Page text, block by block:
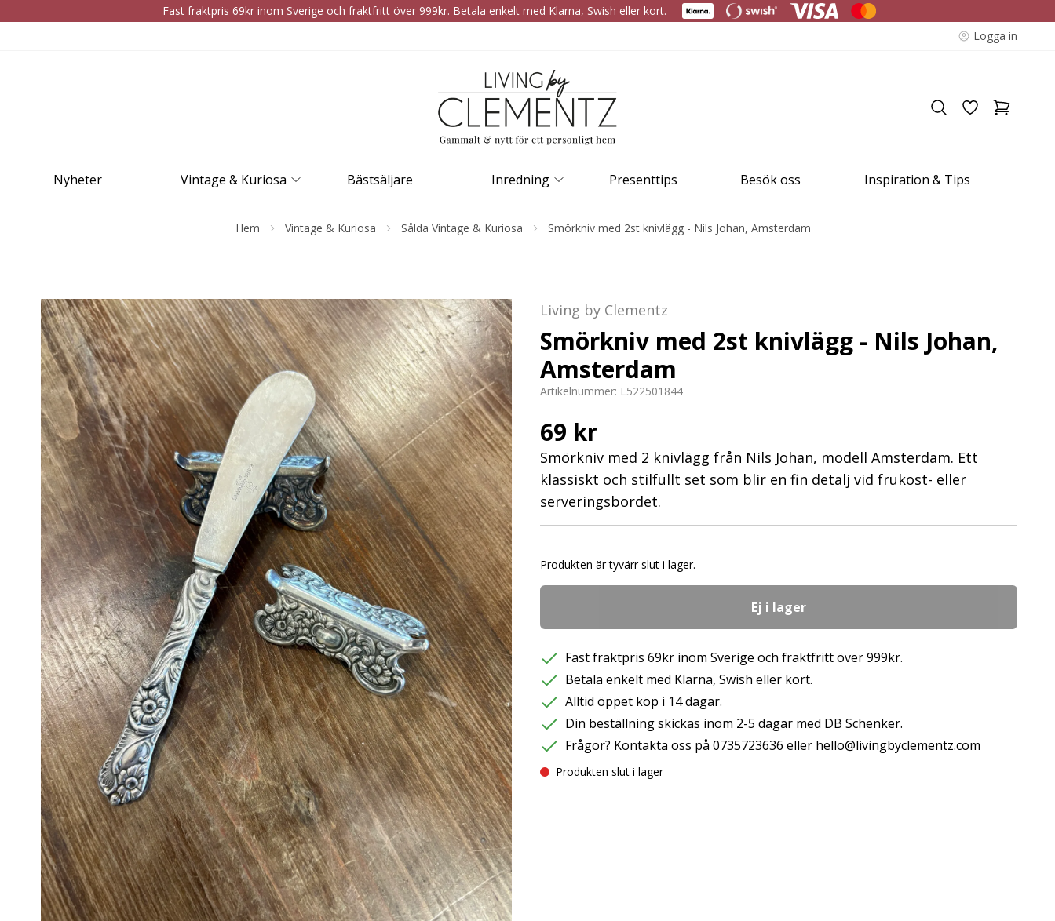
Fast fraktpris 69kr inom Sverige och fraktfritt över 999kr. Betala enkelt med Klarna, Swish eller kort.
Logga in
Nyheter Vintage & Kuriosa Bästsäljare Inredning Presenttips Besök oss Inspiration & Tips
Hem Vintage & Kuriosa Sålda Vintage & Kuriosa Smörkniv med 2st knivlägg - Nils Johan, Amsterdam
Living by Clementz
Smörkniv med 2st knivlägg - Nils Johan,
Amsterdam
Artikelnummer: L522501844
69 kr
Smörkniv med 2 knivlägg från Nils Johan, modell Amsterdam. Ett
klassiskt och stilfullt set som blir en fin detalj vid frukost- eller
serveringsbordet.
Produkten är tyvärr slut i lager.
Ej i lager
Fast fraktpris 69kr inom Sverige och fraktfritt över 999kr.
Betala enkelt med Klarna, Swish eller kort.
Alltid öppet köp i 14 dagar.
Din beställning skickas inom 2-5 dagar med DB Schenker.
Frågor? Kontakta oss på 0735723636 eller hello@livingbyclementz.com
Produkten slut i lager